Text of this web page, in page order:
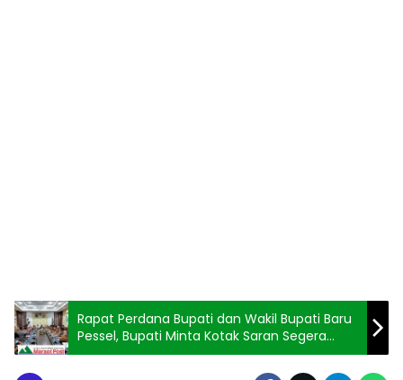
Rapat Perdana Bupati dan Wakil Bupati Baru
Pessel, Bupati Minta Kotak Saran Segera
Diadakan, Wabup Minta Hasil Labor Swab